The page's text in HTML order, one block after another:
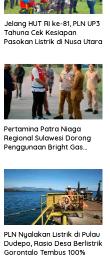
Jelang HUT RI ke-81, PLN UP3
Tahuna Cek Kesiapan
Pasokan Listrik di Nusa Utara
Pertamina Patra Niaga
Regional Sulawesi Dorong
Penggunaan Bright Gas
PLN Nyalakan Listrik di Pulau
Dudepo, Rasio Desa Berlistrik
Gorontalo Tembus 100%